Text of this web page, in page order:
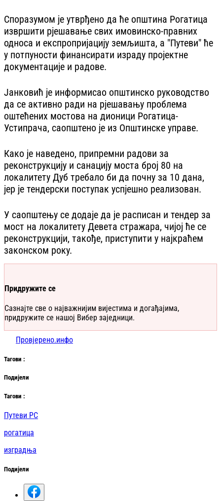
Споразумом је утврђено да ће општина Рогатица
извршити рјешавање свих имовинско-правних
односа и експропријацију земљишта, а "Путеви" ће
у потпуности финансирати израду пројектне
документације и радове.
Јанковић је информисао општинско руководство
да се активно ради на рјешавању проблема
оштећених мостова на дионици Рогатица-
Устипрача, саопштено је из Општинске управе.
Како је наведено, припремни радови за
реконструкцију и санацију моста број 80 на
локалитету Дуб требало би да почну за 10 дана,
јер је тендерски поступак успјешно реализован.
У саопштењу се додаје да је расписан и тендер за
мост на локалитету Девета стражара, чијој ће се
реконструкцији, такође, приступити у најкраћем
законском року.
Придружите се
Сазнајте све о најважнијим вијестима и догађајима,
придружите се нашој Вибер заједници.
Провјерено.инфо
Тагови :
Подијели
Тагови :
Путеви РС
рогатица
изградња
Подијели